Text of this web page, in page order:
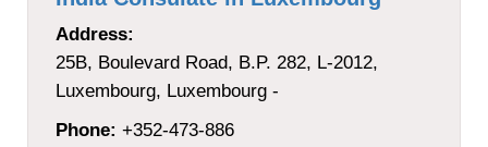
Address:
25B, Boulevard Road, B.P. 282, L-2012,
Luxembourg, Luxembourg -
Phone: +352-473-886